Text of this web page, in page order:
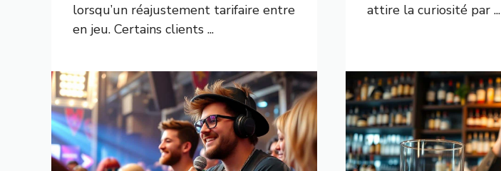
lorsqu’un réajustement tarifaire entre
en jeu. Certains clients ...
attire la curiosité par ...